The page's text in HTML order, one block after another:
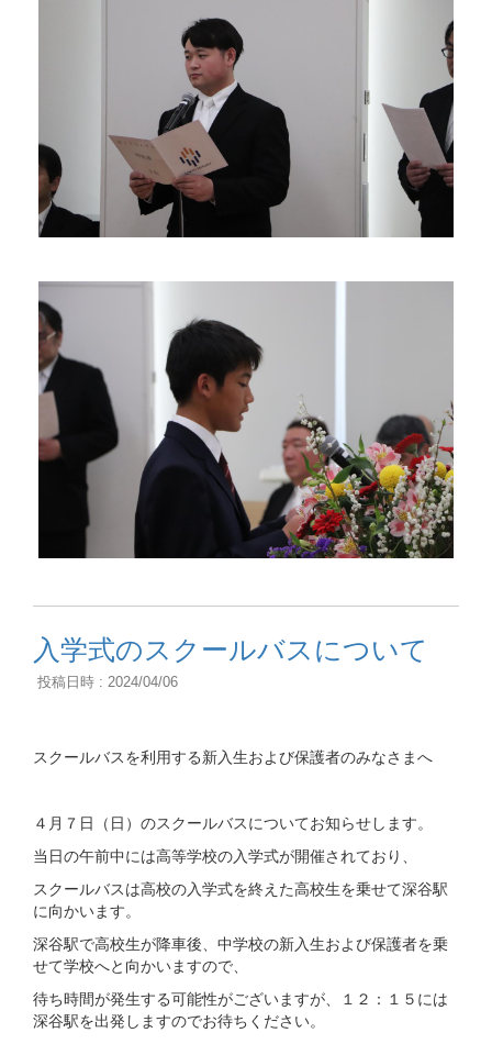
入学式のスクールバスについて
投稿日時 : 2024/04/06
スクールバスを利用する新入生および保護者のみなさまへ
４月７日（日）のスクールバスについてお知らせします。
当日の午前中には高等学校の入学式が開催されており、
スクールバスは高校の入学式を終えた高校生を乗せて深谷駅
に向かいます。
深谷駅で高校生が降車後、中学校の新入生および保護者を乗
せて学校へと向かいますので、
待ち時間が発生する可能性がございますが、１２：１５には
深谷駅を出発しますのでお待ちください。